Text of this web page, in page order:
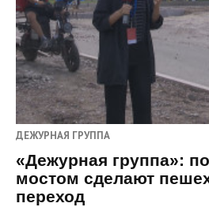
ДЕЖУРНАЯ ГРУППА
«Дежурная группа»:
мостом сделают
переход